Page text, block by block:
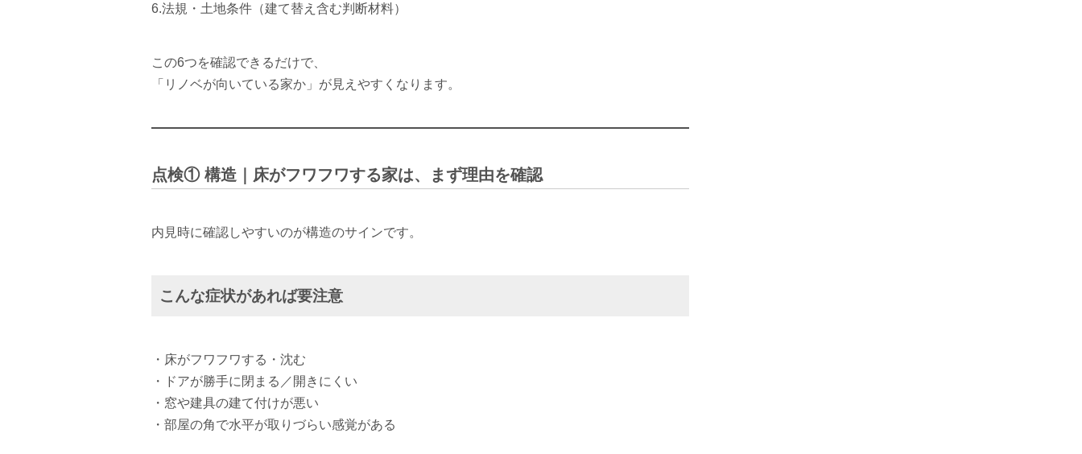
6.法規・土地条件（建て替え含む判断材料）
この6つを確認できるだけで、
「リノベが向いている家か」が見えやすくなります。
点検① 構造｜床がフワフワする家は、まず理由を確認
内見時に確認しやすいのが構造のサインです。
こんな症状があれば要注意
・床がフワフワする・沈む
・ドアが勝手に閉まる／開きにくい
・窓や建具の建て付けが悪い
・部屋の角で水平が取りづらい感覚がある